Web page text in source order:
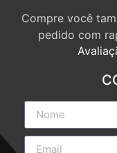
Compre você
pedido com